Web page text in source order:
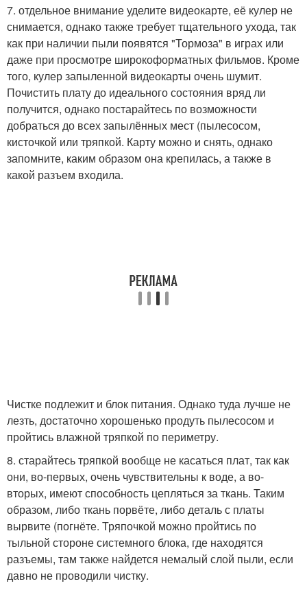
7. отдельное внимание уделите видеокарте, её кулер не
снимается, однако также требует тщательного ухода, так
как при наличии пыли появятся "Тормоза" в играх или
даже при просмотре широкоформатных фильмов. Кроме
того, кулер запыленной видеокарты очень шумит.
Почистить плату до идеального состояния вряд ли
получится, однако постарайтесь по возможности
добраться до всех запылённых мест (пылесосом,
кисточкой или тряпкой. Карту можно и снять, однако
запомните, каким образом она крепилась, а также в
какой разъем входила.
Чистке подлежит и блок питания. Однако туда лучше не
лезть, достаточно хорошенько продуть пылесосом и
пройтись влажной тряпкой по периметру.
8. старайтесь тряпкой вообще не касаться плат, так как
они, во-первых, очень чувствительны к воде, а во-
вторых, имеют способность цепляться за ткань. Таким
образом, либо ткань порвёте, либо деталь с платы
вырвите (погнёте. Тряпочкой можно пройтись по
тыльной стороне системного блока, где находятся
разъемы, там также найдется немалый слой пыли, если
давно не проводили чистку.